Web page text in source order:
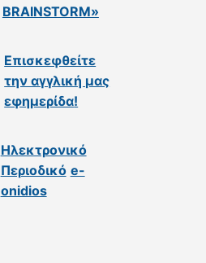
BRAINSTORM»
Επισκεφθείτε
την αγγλική μας
εφημερίδα!
Ηλεκτρονικό
Περιοδικό e-
onidios